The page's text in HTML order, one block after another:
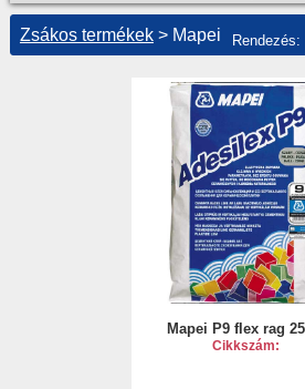
Rendezés:
Zsákos termékek> Mapei
Mapei P9 flex rag
Cikkszám: